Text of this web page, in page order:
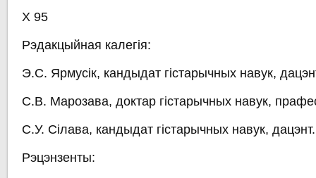
Х 95
Рэдакцыйная калегія:
Э.С. Ярмусік, кандыдат гістарычных навук,
С.В. Марозава, доктар гістарычных навук,
С.У. Сілава, кандыдат гістарычных навук, дацэнт.
Рэцэнзенты: